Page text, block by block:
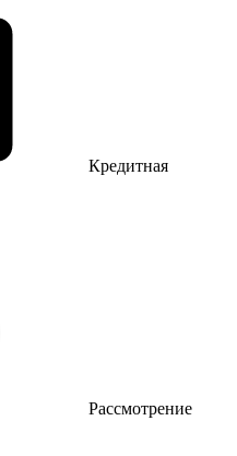
Кредитная
Рассмотрение